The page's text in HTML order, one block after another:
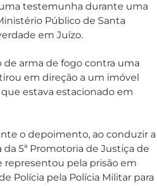
testemunha durante uma
Público de Santa
em Juízo.
de arma de fogo contra uma
em direção a um imóvel
estava estacionado em
o depoimento, ao conduzir a
5ª Promotoria de Justiça de
pela prisão em
Polícia pela Polícia Militar para